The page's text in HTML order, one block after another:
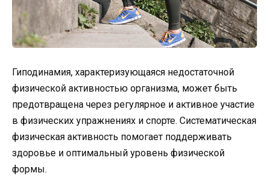
Гиподинамия, характеризующаяся недостаточной
физической активностью организма, может быть
предотвращена через регулярное и активное участие
в физических упражнениях и спорте. Систематическая
физическая активность помогает поддерживать
здоровье и оптимальный уровень физической
формы.